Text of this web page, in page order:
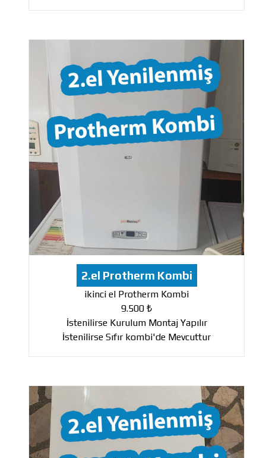
2.el Protherm Kombi
ikinci el Protherm Kombi
9.500 ₺
İstenilirse Kurulum Montaj Yapılır
İstenilirse Sıfır kombi'de Mevcuttur